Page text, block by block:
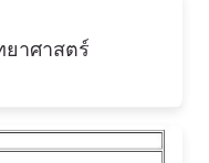
ยาศาสตร์